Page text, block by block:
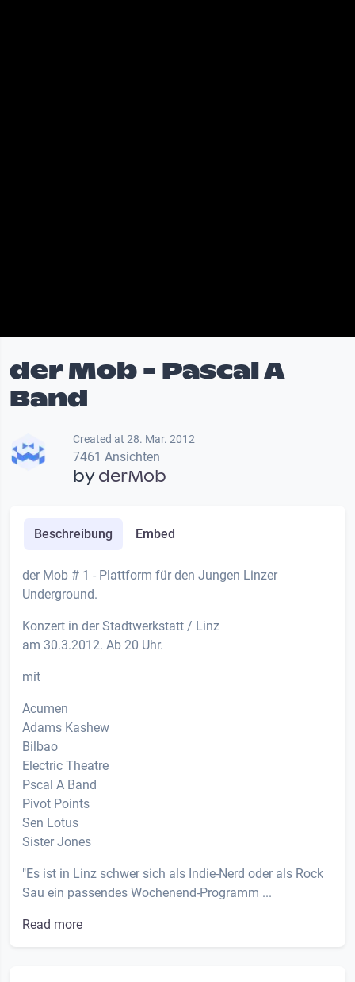
der Mob - Pascal A
Band
Created at 28. Mar. 2012
7461 Ansichten
byderMob
Beschreibung Embed
der Mob # 1 - Plattform für den Jungen Linzer
Underground.
Konzert in der Stadtwerkstatt / Linz
am 30.3.2012. Ab 20 Uhr.
mit
Acumen
Adams Kashew
Bilbao
Electric Theatre
Pscal A Band
Pivot Points
Sen Lotus
Sister Jones
"Es ist in Linz schwer sich als Indie-Nerd oder als Rock
Sau ein passendes Wochenend-Programm ...
Read more